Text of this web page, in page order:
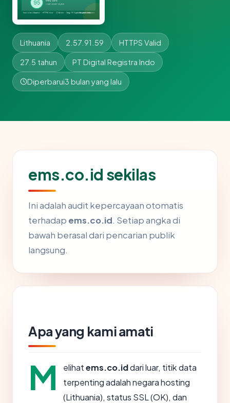
Lithuania 2.57.91.59 HTTPS Valid
27.5 tahun PT Digital Registra Indo
Diperbarui3 bulan yang lalu
ems.co.id sekilas
Ini adalah audit kepercayaan otomatis
terhadap ems.co.id. Setiap angka di
bawah berasal dari pencarian publik
langsung.
Apa yang kami amati
M elihatems.co.iddari luar, titik data
terpenting adalah negara hosting
(Lithuania), status SSL (OK), dan